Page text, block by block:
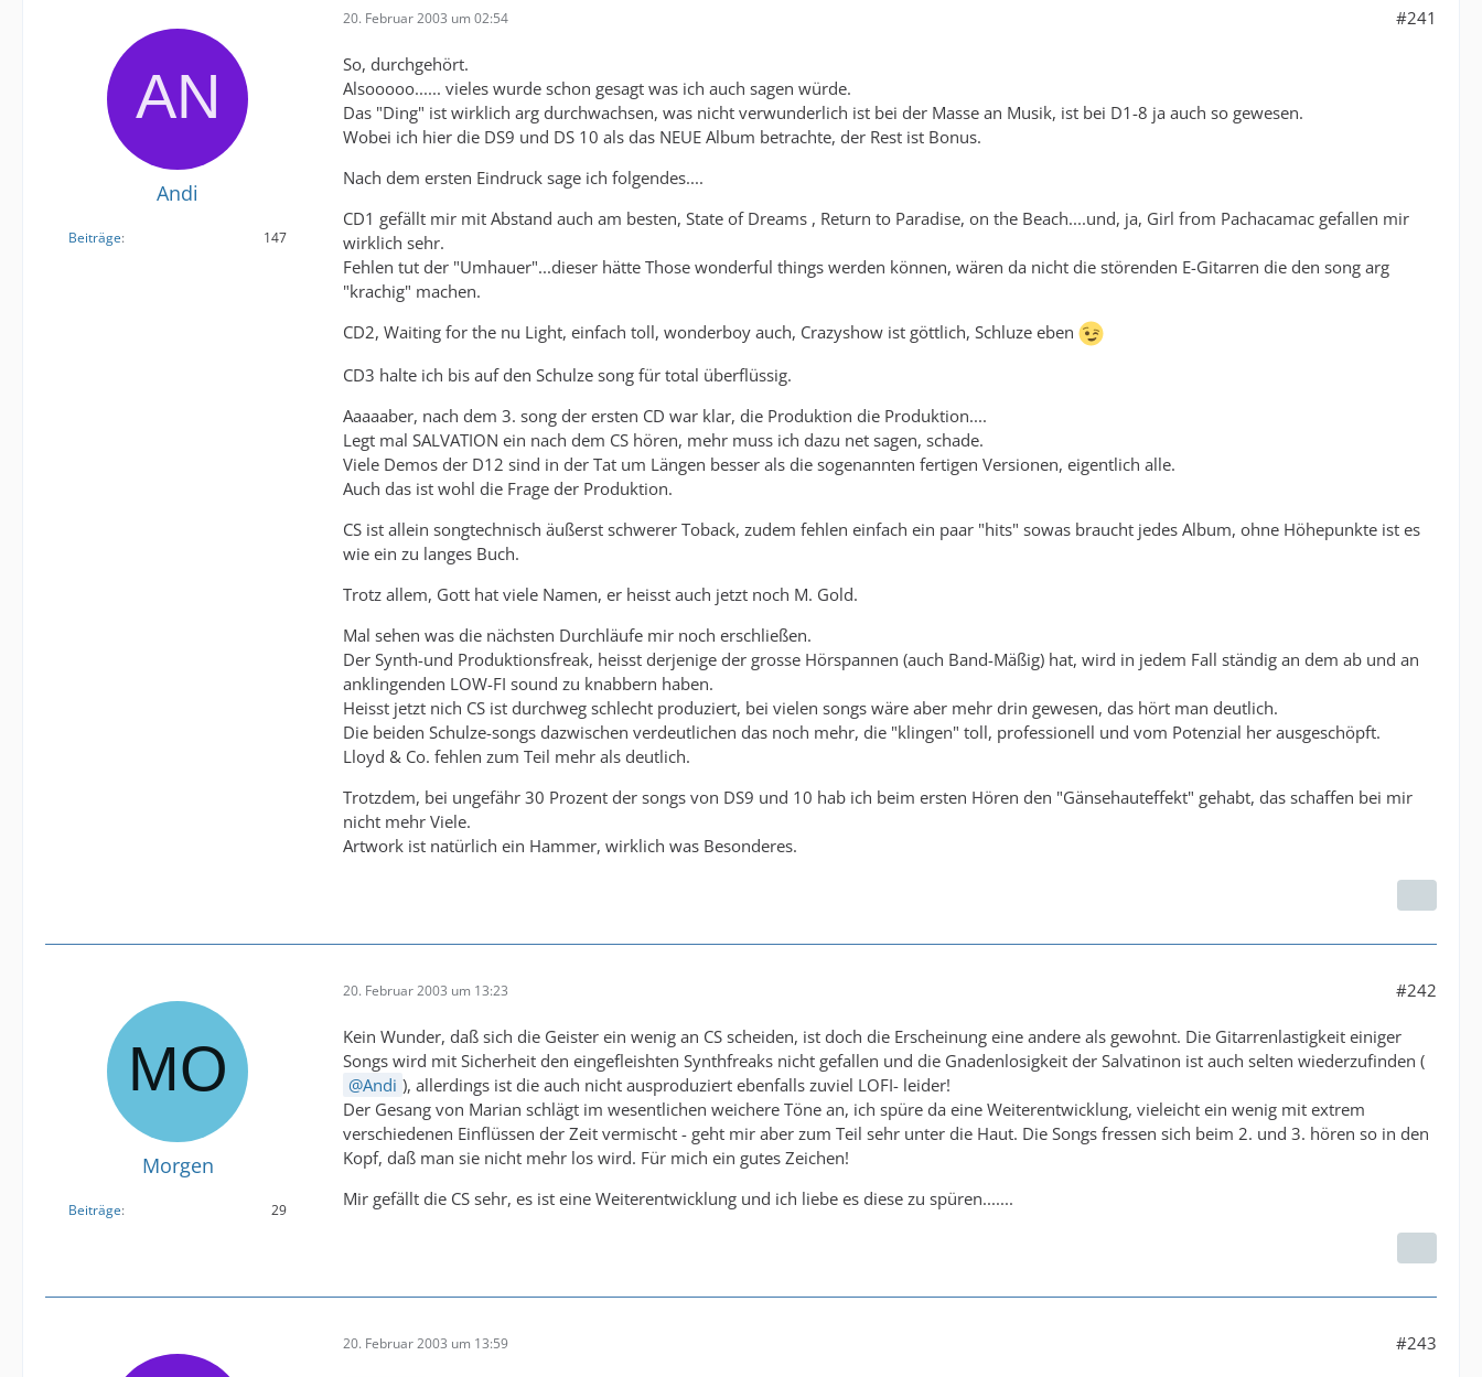
Andi
Beiträge 147
20. Februar 2003 um 02:54 #241
So, durchgehört.
Alsooooo...... vieles wurde schon gesagt was ich auch sagen würde.
Das "Ding" ist wirklich arg durchwachsen, was nicht verwunderlich ist bei der Masse an Musik, ist bei D1-8 ja auch so gewesen.
Wobei ich hier die DS9 und DS 10 als das NEUE Album betrachte, der Rest ist Bonus.
Nach dem ersten Eindruck sage ich folgendes....
CD1 gefällt mir mit Abstand auch am besten, State of Dreams , Return to Paradise, on the Beach....und, ja, Girl from Pachacamac gefallen mir
wirklich sehr.
Fehlen tut der "Umhauer"...dieser hätte Those wonderful things werden können, wären da nicht die störenden E-Gitarren die den song arg
"krachig" machen.
CD2, Waiting for the nu Light, einfach toll, wonderboy auch, Crazyshow ist göttlich, Schluze eben
CD3 halte ich bis auf den Schulze song für total überflüssig.
Aaaaaber, nach dem 3. song der ersten CD war klar, die Produktion die Produktion....
Legt mal SALVATION ein nach dem CS hören, mehr muss ich dazu net sagen, schade.
Viele Demos der D12 sind in der Tat um Längen besser als die sogenannten fertigen Versionen, eigentlich alle.
Auch das ist wohl die Frage der Produktion.
CS ist allein songtechnisch äußerst schwerer Toback, zudem fehlen einfach ein paar "hits" sowas braucht jedes Album, ohne Höhepunkte ist es
wie ein zu langes Buch.
Trotz allem, Gott hat viele Namen, er heisst auch jetzt noch M. Gold.
Mal sehen was die nächsten Durchläufe mir noch erschließen.
Der Synth-und Produktionsfreak, heisst derjenige der grosse Hörspannen (auch Band-Mäßig) hat, wird in jedem Fall ständig an dem ab und an
anklingenden LOW-FI sound zu knabbern haben.
Heisst jetzt nich CS ist durchweg schlecht produziert, bei vielen songs wäre aber mehr drin gewesen, das hört man deutlich.
Die beiden Schulze-songs dazwischen verdeutlichen das noch mehr, die "klingen" toll, professionell und vom Potenzial her ausgeschöpft.
Lloyd & Co. fehlen zum Teil mehr als deutlich.
Trotzdem, bei ungefähr 30 Prozent der songs von DS9 und 10 hab ich beim ersten Hören den "Gänsehauteffekt" gehabt, das schaffen bei mir
nicht mehr Viele.
Artwork ist natürlich ein Hammer, wirklich was Besonderes.
Morgen
Beiträge 29
20. Februar 2003 um 13:23 #242
Kein Wunder, daß sich die Geister ein wenig an CS scheiden, ist doch die Erscheinung eine andere als gewohnt. Die Gitarrenlastigkeit einiger
Songs wird mit Sicherheit den eingefleishten Synthfreaks nicht gefallen und die Gnadenlosigkeit der Salvatinon ist auch selten wiederzufinden (
Andi ), allerdings ist die auch nicht ausproduziert ebenfalls zuviel LOFI- leider!
Der Gesang von Marian schlägt im wesentlichen weichere Töne an, ich spüre da eine Weiterentwicklung, vieleicht ein wenig mit extrem
verschiedenen Einflüssen der Zeit vermischt - geht mir aber zum Teil sehr unter die Haut. Die Songs fressen sich beim 2. und 3. hören so in den
Kopf, daß man sie nicht mehr los wird. Für mich ein gutes Zeichen!
Mir gefällt die CS sehr, es ist eine Weiterentwicklung und ich liebe es diese zu spüren.......
20. Februar 2003 um 13:59 #243